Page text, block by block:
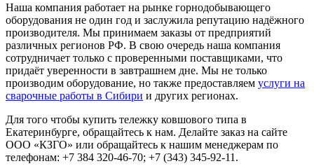
Наша компания работает на рынке горнодобывающего
оборудования не один год и заслужила репутацию надёжного
производителя. Мы принимаем заказы от предприятий
различных регионов РФ. В свою очередь наша компания
сотрудничает только с проверенными поставщиками, что
придаёт уверенности в завтрашнем дне. Мы не только
производим оборудование, но также предоставляем услуги на
сварочные работы в Сибири и других регионах.
Для того чтобы купить тележку ковшового типа в
Екатеринбурге, обращайтесь к нам. Делайте заказ на сайте
ООО «КЗГО» или обращайтесь к нашим менеджерам по
телефонам: +7 384 320-46-70; +7 (343) 345-92-11.